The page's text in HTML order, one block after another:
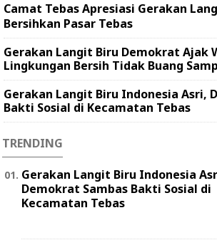
Camat Tebas Apresiasi Gerakan
Bersihkan Pasar Tebas
Gerakan Langit Biru Demokrat Ajak
Lingkungan Bersih Tidak Buang
Gerakan Langit Biru Indonesia Asri,
Bakti Sosial di Kecamatan Tebas
TRENDING
Gerakan Langit Biru Indonesia
Demokrat Sambas Bakti Sosial di
Kecamatan Tebas